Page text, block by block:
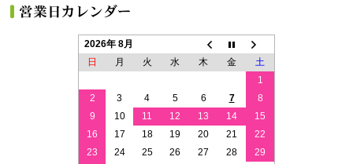
2026年 8月
日
月 火 水 木 金
土
1
2
3 4 5 6 7
8
9
10 11 12 13 14
15
16
17 18 19 20 21
22
23
24 25 26 27 28
29